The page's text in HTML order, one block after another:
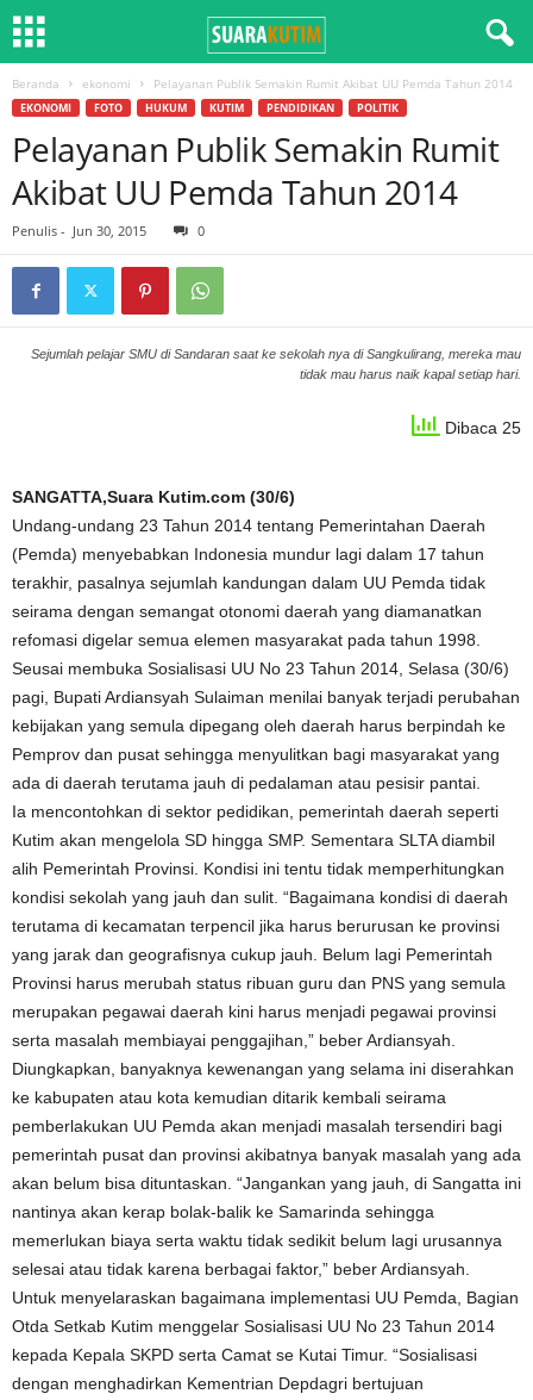
Beranda ekonomi Pelayanan Publik Semakin Rumit Akibat UU Pemda Tahun 2014
EKONOMI FOTO HUKUM KUTIM PENDIDIKAN POLITIK
Pelayanan Publik Semakin Rumit
Akibat UU Pemda Tahun 2014
Penulis - Jun 30, 2015 0
Sejumlah pelajar SMU di Sandaran saat ke sekolah nya di Sangkulirang, mereka mau
tidak mau harus naik kapal setiap hari.
Dibaca 25
SANGATTA,Suara Kutim.com (30/6)
Undang-undang 23 Tahun 2014 tentang Pemerintahan Daerah
(Pemda) menyebabkan Indonesia mundur lagi dalam 17 tahun
terakhir, pasalnya sejumlah kandungan dalam UU Pemda tidak
seirama dengan semangat otonomi daerah yang diamanatkan
refomasi digelar semua elemen masyarakat pada tahun 1998.
Seusai membuka Sosialisasi UU No 23 Tahun 2014, Selasa (30/6)
pagi, Bupati Ardiansyah Sulaiman menilai banyak terjadi perubahan
kebijakan yang semula dipegang oleh daerah harus berpindah ke
Pemprov dan pusat sehingga menyulitkan bagi masyarakat yang
ada di daerah terutama jauh di pedalaman atau pesisir pantai.
Ia mencontohkan di sektor pedidikan, pemerintah daerah seperti
Kutim akan mengelola SD hingga SMP. Sementara SLTA diambil
alih Pemerintah Provinsi. Kondisi ini tentu tidak memperhitungkan
kondisi sekolah yang jauh dan sulit. “Bagaimana kondisi di daerah
terutama di kecamatan terpencil jika harus berurusan ke provinsi
yang jarak dan geografisnya cukup jauh. Belum lagi Pemerintah
Provinsi harus merubah status ribuan guru dan PNS yang semula
merupakan pegawai daerah kini harus menjadi pegawai provinsi
serta masalah membiayai penggajihan,” beber Ardiansyah.
Diungkapkan, banyaknya kewenangan yang selama ini diserahkan
ke kabupaten atau kota kemudian ditarik kembali seirama
pemberlakukan UU Pemda akan menjadi masalah tersendiri bagi
pemerintah pusat dan provinsi akibatnya banyak masalah yang ada
akan belum bisa dituntaskan. “Jangankan yang jauh, di Sangatta ini
nantinya akan kerap bolak-balik ke Samarinda sehingga
memerlukan biaya serta waktu tidak sedikit belum lagi urusannya
selesai atau tidak karena berbagai faktor,” beber Ardiansyah.
Untuk menyelaraskan bagaimana implementasi UU Pemda, Bagian
Otda Setkab Kutim menggelar Sosialisasi UU No 23 Tahun 2014
kepada Kepala SKPD serta Camat se Kutai Timur. “Sosialisasi
dengan menghadirkan Kementrian Depdagri bertujuan